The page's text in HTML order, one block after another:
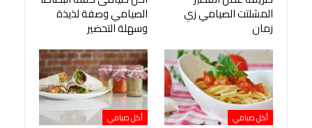
المشلتت الصيامي زي
زمان
الصيامي وصفة لذيذة
وسهلة التحضير
أكل صيامي أكل صيامي